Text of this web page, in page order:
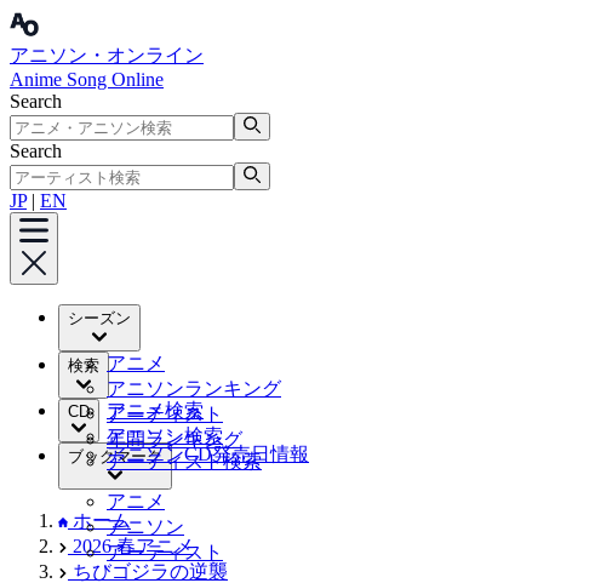
アニソン・オンライン
Anime Song Online
Search
Search
JP| EN
シーズン
アニメ
アニソンランキング
アーティスト
年間ランキング
検索
アニメ検索
アニソン検索
アーティスト検索
CD
アニソンCD発売日情報
ブックマーク
アニメ
アニソン
アーティスト
ホーム
2026 春アニメ
ちびゴジラの逆襲